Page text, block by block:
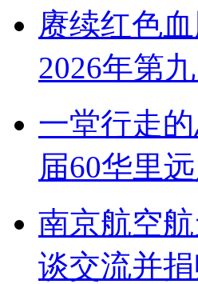
赓续红色
2026年第
一堂行走
届60华里
南京航空
谈交流并